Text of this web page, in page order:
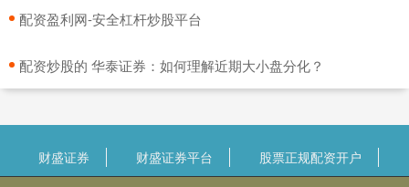
​配资盈利网-安全杠杆炒股平台
​配资炒股的 华泰证券：如何理解近期大小盘分化？
财盛证券 财盛证券平台 股票正规配资开户